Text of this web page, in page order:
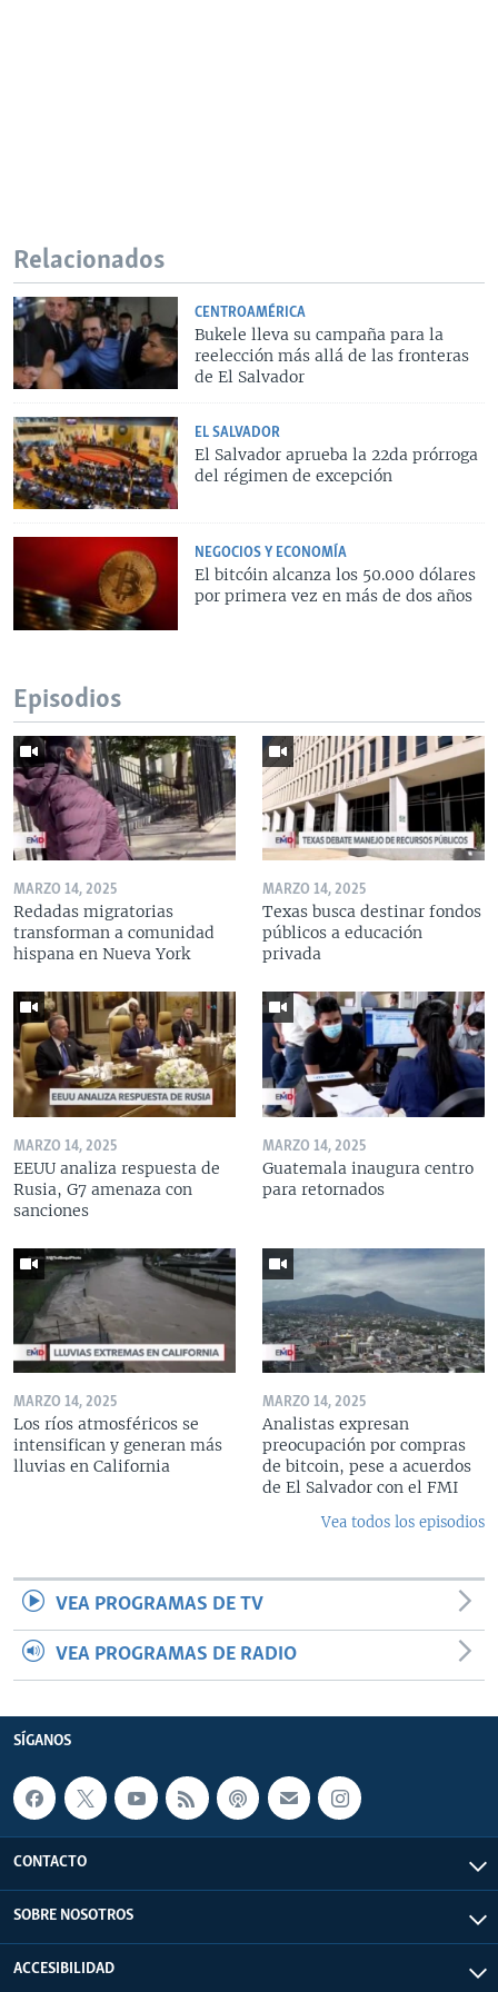
Relacionados
CENTROAMÉRICA
Bukele lleva su campaña para la
reelección más allá de las fronteras
de El Salvador
EL SALVADOR
El Salvador aprueba la 22da prórroga
del régimen de excepción
NEGOCIOS Y ECONOMÍA
El bitcóin alcanza los 50.000 dólares
por primera vez en más de dos años
Episodios
MARZO 14, 2025
Redadas migratorias
transforman a comunidad
hispana en Nueva York
MARZO 14, 2025
Texas busca destinar fondos
públicos a educación
privada
MARZO 14, 2025
EEUU analiza respuesta de
Rusia, G7 amenaza con
sanciones
MARZO 14, 2025
Guatemala inaugura centro
para retornados
MARZO 14, 2025
Los ríos atmosféricos se
intensifican y generan más
lluvias en California
MARZO 14, 2025
Analistas expresan
preocupación por compras
de bitcoin, pese a acuerdos
de El Salvador con el FMI
Vea todos los episodios
VEA PROGRAMAS DE TV
VEA PROGRAMAS DE RADIO
SÍGANOS
CONTACTO
SOBRE NOSOTROS
ACCESIBILIDAD